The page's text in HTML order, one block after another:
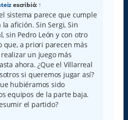
escribió: ↑
sistema parece que cumple
afición. Sin Sergi, Sin
sin Pedro León y con otro
que, a priori parecen más
un juego más
ahora. ¿Que el Villarreal
si queremos jugar así?
hubiéramos sido
equipos de la parte baja.
el partido?